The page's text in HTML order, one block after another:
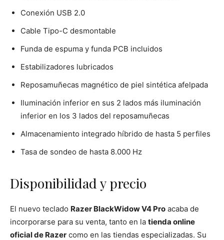
Conexión USB 2.0
Cable Tipo-C desmontable
Funda de espuma y funda PCB incluidos
Estabilizadores lubricados
Reposamuñecas magnético de piel sintética afelpada
Iluminación inferior en sus 2 lados más iluminación
inferior en los 3 lados del reposamuñecas
Almacenamiento integrado híbrido de hasta 5 perfiles
Tasa de sondeo de hasta 8.000 Hz
Disponibilidad y precio
El nuevo teclado Razer BlackWidow V4 Pro acaba de
incorporarse para su venta, tanto en la tienda online
oficial de Razer como en las tiendas especializadas. Su